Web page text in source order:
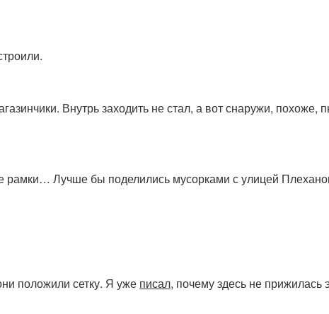
Внутрь заходить не стал, а вот снаружи,
рамки… Лучше бы поделились мусорками с улицей
положили сетку. Я уже писал, почему здесь не прижилась